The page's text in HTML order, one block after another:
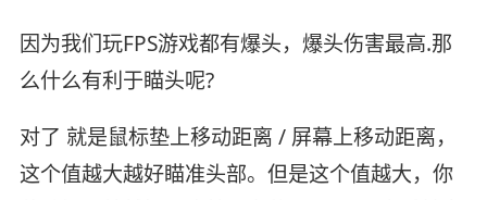
因为我们玩FPS游戏都有爆头，爆头伤害最高.那
么什么有利于瞄头呢?
对了 就是鼠标垫上移动距离 / 屏幕上移动距离，
这个值越大越好瞄准头部。但是这个值越大，你